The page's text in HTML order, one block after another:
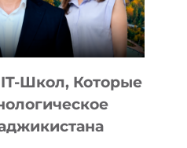
Школ, Которые